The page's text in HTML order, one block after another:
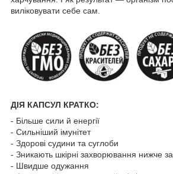
виліковувати себе сам.
ДІЯ КАПСУЛ КРАТКО:
- Більше сили й енергії
- Сильніший імунітет
- Здорові судини та суглоби
- Зникають шкірні захворювання нижче
- Швидше одужання